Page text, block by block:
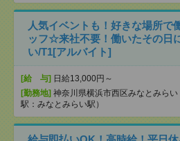
人気イベントも！好きな場所で
ッフ☆来社不要！働いたその日
い/T1[アルバイト]
[給 与] 日給13,000円～
[勤務地] 神奈川県横浜市西区みなとみらい
駅：みなとみらい駅）